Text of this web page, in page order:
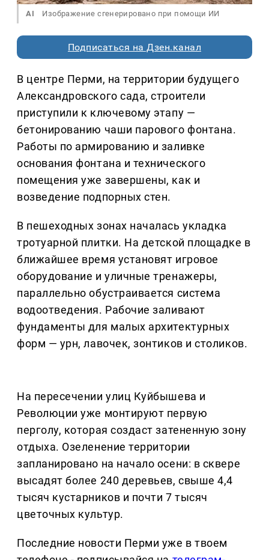
AI Изображение сгенерировано при помощи ИИ
Подписаться на Дзен.канал
В центре Перми, на территории будущего
Александровского сада, строители
приступили к ключевому этапу —
бетонированию чаши парового фонтана.
Работы по армированию и заливке
основания фонтана и технического
помещения уже завершены, как и
возведение подпорных стен.
В пешеходных зонах началась укладка
тротуарной плитки. На детской площадке в
ближайшее время установят игровое
оборудование и уличные тренажеры,
параллельно обустраивается система
водоотведения. Рабочие заливают
фундаменты для малых архитектурных
форм — урн, лавочек, зонтиков и столиков.
На пересечении улиц Куйбышева и
Революции уже монтируют первую
перголу, которая создаст затененную зону
отдыха. Озеленение территории
запланировано на начало осени: в сквере
высадят более 240 деревьев, свыше 4,4
тысяч кустарников и почти 7 тысяч
цветочных культур.
Последние новости Перми уже в твоем